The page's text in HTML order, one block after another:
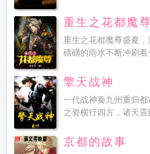
重生之花都魔尊
重生之花都魔尊盛夏，
磅礴的雨水不断冲刷
擎天战神
一代战神秦九州重归
之资横行四方，诸天震
京都的故事